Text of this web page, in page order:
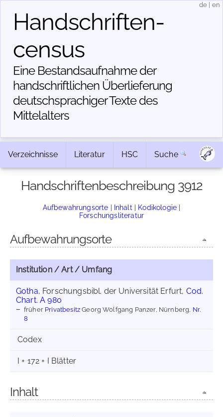
Handschriften­
census
Eine Bestandsaufnahme der
handschriftlichen Über­lieferung
deutschsprachiger Texte des
Mittelalters
de en
Verzeichnisse Literatur HSC Suche
Handschriftenbeschreibung 3912
Aufbewahrungsorte | Inhalt | Kodikologie |
Forschungsliteratur
Aufbewahrungsorte
Institution / Art / Umfang
Gotha, Forschungsbibl. der Universität Erfurt, Cod.
Chart. A 980
früher PrivatbesitzGeorg Wolfgang Panzer, Nürnberg, Nr.
8
Codex
I + 172 + I Blätter
Inhalt